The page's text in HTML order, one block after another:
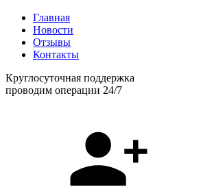
Главная
Новости
Отзывы
Контакты
Круглосуточная поддержка
проводим операции 24/7